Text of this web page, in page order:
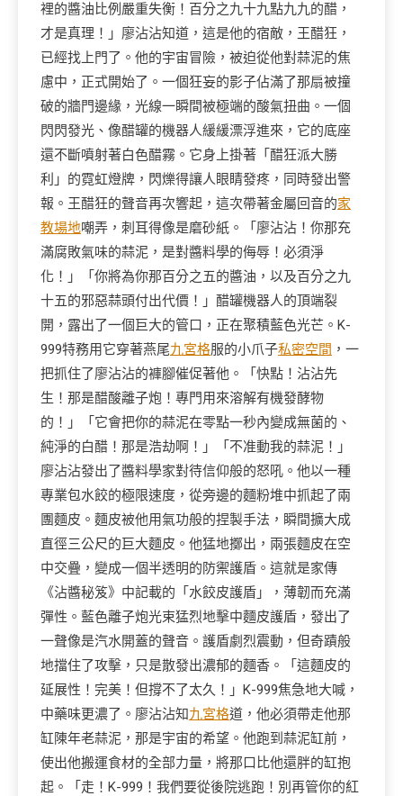
裡的醬油比例嚴重失衡！百分之九十九點九九的醋，
才是真理！」廖沾沾知道，這是他的宿敵，王醋狂，
已經找上門了。他的宇宙冒險，被迫從他對蒜泥的焦
慮中，正式開始了。一個狂妄的影子佔滿了那扇被撞
破的牆門邊緣，光線一瞬間被極端的酸氣扭曲。一個
閃閃發光、像醋罐的機器人緩緩漂浮進來，它的底座
還不斷噴射著白色醋霧。它身上掛著「醋狂派大勝
利」的霓虹燈牌，閃爍得讓人眼睛發疼，同時發出警
報。王醋狂的聲音再次響起，這次帶著金屬回音的家
教場地嘲弄，刺耳得像是磨砂紙。「廖沾沾！你那充
滿腐敗氣味的蒜泥，是對醬料學的侮辱！必須淨
化！」「你將為你那百分之五的醬油，以及百分之九
十五的邪惡蒜頭付出代價！」醋罐機器人的頂端裂
開，露出了一個巨大的管口，正在聚積藍色光芒。K-
999特務用它穿著燕尾九宮格服的小爪子私密空間 ，一
把抓住了廖沾沾的褲腳催促著他。「快點！沾沾先
生！那是醋酸離子炮！專門用來溶解有機發酵物
的！」「它會把你的蒜泥在零點一秒內變成無菌的、
純淨的白醋！那是浩劫啊！」「不准動我的蒜泥！」
廖沾沾發出了醬料學家對待信仰般的怒吼。他以一種
專業包水餃的極限速度，從旁邊的麵粉堆中抓起了兩
團麵皮。麵皮被他用氣功般的捏製手法，瞬間擴大成
直徑三公尺的巨大麵皮。他猛地擲出，兩張麵皮在空
中交疊，變成一個半透明的防禦護盾。這就是家傳
《沾醬秘笈》中記載的「水餃皮護盾」，薄韌而充滿
彈性。藍色離子炮光束猛烈地擊中麵皮護盾，發出了
一聲像是汽水開蓋的聲音。護盾劇烈震動，但奇蹟般
地擋住了攻擊，只是散發出濃郁的麵香。「這麵皮的
延展性！完美！但撐不了太久！」K-999焦急地大喊，
中藥味更濃了。廖沾沾知九宮格道，他必須帶走他那
缸陳年老蒜泥，那是宇宙的希望。他跑到蒜泥缸前，
使出他搬運食材的全部力量，將那口比他還胖的缸抱
起。「走！K-999！我們要從後院逃跑！別再管你的紅